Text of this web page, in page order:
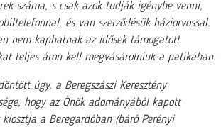
száma, s csak azok tudják igénybe venni,
és van szerződésük háziorvossal.
nem kaphatnak az idősek támogatott
teljes áron kell megvásárolniuk a patikában.
úgy, a Beregszászi Keresztény
hogy az Önök adományából kapott
a Beregardóban (báró Perényi